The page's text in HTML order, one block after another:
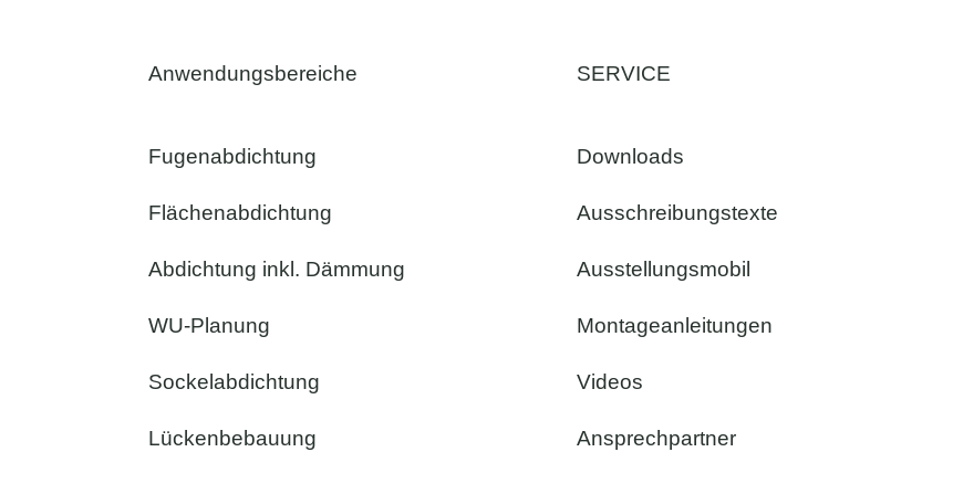
Anwendungsbereiche
Fugenabdichtung
Flächenabdichtung
Abdichtung inkl. Dämmung
WU-Planung
Sockelabdichtung
Lückenbebauung
SERVICE
Downloads
Ausschreibungstexte
Ausstellungsmobil
Montageanleitungen
Videos
Ansprechpartner